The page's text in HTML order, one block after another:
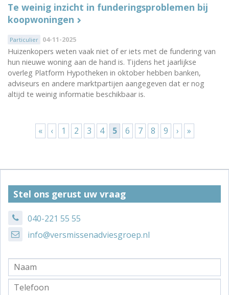
Te weinig inzicht in funderingsproblemen bij
koopwoningen
Particulier 04-11-2025
Huizenkopers weten vaak niet of er iets met de fundering van
hun nieuwe woning aan de hand is. Tijdens het jaarlijkse
overleg Platform Hypotheken in oktober hebben banken,
adviseurs en andere marktpartijen aangegeven dat er nog
altijd te weinig informatie beschikbaar is.
Pagina's« ‹ 1 2 3 4 5 6 7 8 9 › »
Stel ons gerust uw vraag
040-221 55 55
info@versmissenadviesgroep.nl